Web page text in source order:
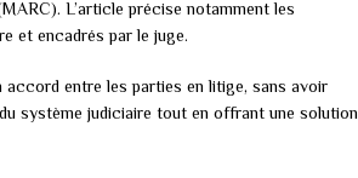
L’article précise notamment les
et encadrés par le juge.
entre les parties en litige, sans avoir
système judiciaire tout en offrant une solution